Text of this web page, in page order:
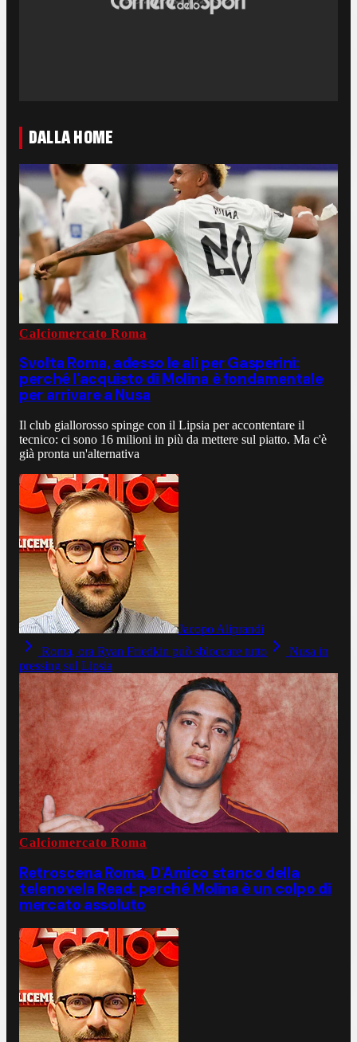
DALLA HOME
Calciomercato Roma
Svolta Roma, adesso le ali per Gasperini:
perché l'acquisto di Molina è fondamentale
per arrivare a Nusa
Il club giallorosso spinge con il Lipsia per accontentare il
tecnico: ci sono 16 milioni in più da mettere sul piatto. Ma c'è
già pronta un'alternativa
Jacopo Aliprandi
Roma, ora Ryan Friedkin può sbloccare tutto
Nusa in
pressing sul Lipsia
Calciomercato Roma
Retroscena Roma, D'Amico stanco della
telenovela Read: perché Molina è un colpo di
mercato assoluto